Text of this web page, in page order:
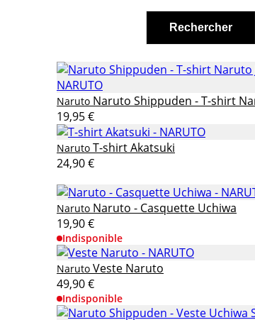
Naruto Naruto Shippuden - T-shirt
19,95 €
Naruto T-shirt Akatsuki
24,90 €
Naruto Naruto - Casquette Uchiwa
19,90 €
Indisponible
Naruto Veste Naruto
49,90 €
Indisponible